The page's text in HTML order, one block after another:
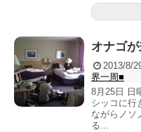
オナゴ
2013/8/
界一周■
8月25日 日
シッコに行
ながらノソ
る...